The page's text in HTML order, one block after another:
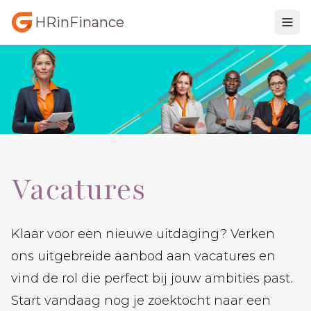
HRinFinance
Vacatures
Klaar voor een nieuwe uitdaging? Verken
ons uitgebreide aanbod aan vacatures en
vind de rol die perfect bij jouw ambities past.
Start vandaag nog je zoektocht naar een